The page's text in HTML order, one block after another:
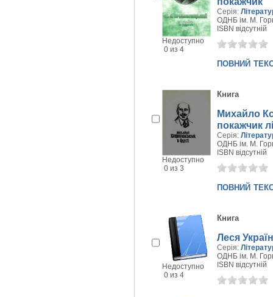
Недоступно
0 из 4
Серія:
ОДНБ ім. М.
ISBN відсутній
повний
Недоступно
0 из 3
Книга
Михайло
покажчик
Серія:
ОДНБ ім. М.
ISBN відсутній
повний
Недоступно
0 из 4
Книга
Леся
Серія:
ОДНБ ім. М.
ISBN відсутній